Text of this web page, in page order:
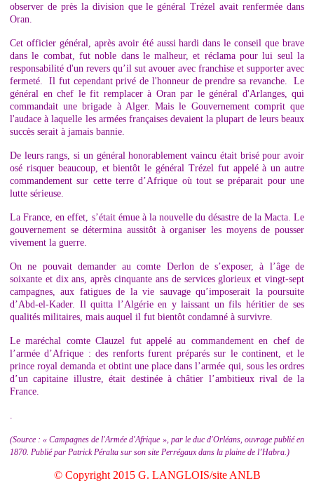
observer de près la division que le général Trézel avait renfermée dans
Oran.
Cet officier général, après avoir été aussi hardi dans le conseil que brave
dans le combat, fut noble dans le malheur, et réclama pour lui seul la
responsabilité d'un revers qu’il sut avouer avec franchise et supporter avec
fermeté. Il fut cependant privé de l'honneur de prendre sa revanche. Le
général en chef le fit remplacer à Oran par le général d'Arlanges, qui
commandait une brigade à Alger. Mais le Gouvernement comprit que
l'audace à laquelle les armées françaises devaient la plupart de leurs beaux
succès serait à jamais bannie.
De leurs rangs, si un général honorablement vaincu était brisé pour avoir
osé risquer beaucoup, et bientôt le général Trézel fut appelé à un autre
commandement sur cette terre d’Afrique où tout se préparait pour une
lutte sérieuse.
La France, en effet, s’était émue à la nouvelle du désastre de la Macta. Le
gouvernement se détermina aussitôt à organiser les moyens de pousser
vivement la guerre.
On ne pouvait demander au comte Derlon de s’exposer, à l’âge de
soixante et dix ans, après cinquante ans de services glorieux et vingt-sept
campagnes, aux fatigues de la vie sauvage qu’imposerait la poursuite
d’Abd-el-Kader. Il quitta l’Algérie en y laissant un fils héritier de ses
qualités militaires, mais auquel il fut bientôt condamné à survivre.
Le maréchal comte Clauzel fut appelé au commandement en chef de
l’armée d’Afrique : des renforts furent préparés sur le continent, et le
prince royal demanda et obtint une place dans l’armée qui, sous les ordres
d’un capitaine illustre, était destinée à châtier l’ambitieux rival de la
France.
(Source : « Campagnes de l'Armée d'Afrique », par le duc d'Orléans, ouvrage publié en
1870. Publié par Patrick Péralta sur son site Perrégaux dans la plaine de l’Habra.)
© Copyright 2015 G. LANGLOIS/site ANLB